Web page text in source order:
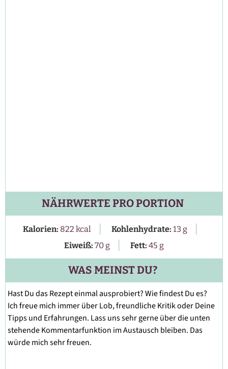
NÄHRWERTE PRO PORTION
Kalorien: 822 kcal | Kohlenhydrate: 13 g |
Eiweiß: 70g | Fett: 45 g
WAS MEINST DU?
Hast Du das Rezept einmal ausprobiert? Wie findest Du es?
Ich freue mich immer über Lob, freundliche Kritik oder Deine
Tipps und Erfahrungen. Lass uns sehr gerne über die unten
stehende Kommentarfunktion im Austausch bleiben. Das
würde mich sehr freuen.